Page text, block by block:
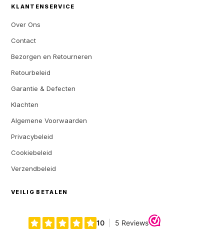
KLANTENSERVICE
Over Ons
Contact
Bezorgen en Retourneren
Retourbeleid
Garantie & Defecten
Klachten
Algemene Voorwaarden
Privacybeleid
Cookiebeleid
Verzendbeleid
VEILIG BETALEN